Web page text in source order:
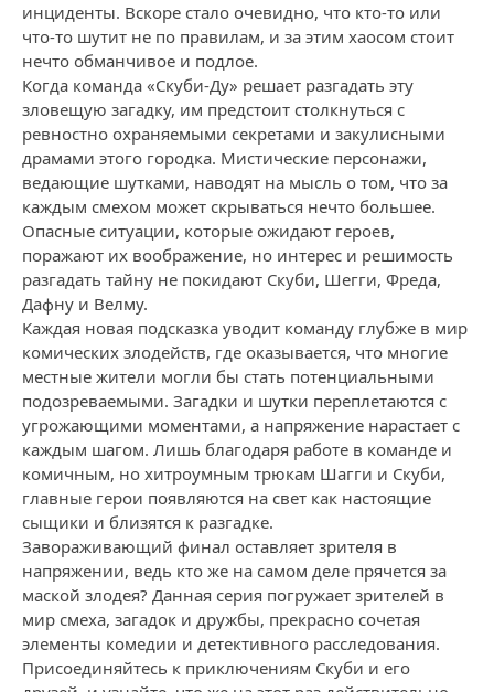
инциденты. Вскоре стало очевидно, что кто-то или
что-то шутит не по правилам, и за этим хаосом стоит
нечто обманчивое и подлое.
Когда команда «Скуби-Ду» решает разгадать эту
зловещую загадку, им предстоит столкнуться с
ревностно охраняемыми секретами и закулисными
драмами этого городка. Мистические персонажи,
ведающие шутками, наводят на мысль о том, что за
каждым смехом может скрываться нечто большее.
Опасные ситуации, которые ожидают героев,
поражают их воображение, но интерес и решимость
разгадать тайну не покидают Скуби, Шегги, Фреда,
Дафну и Велму.
Каждая новая подсказка уводит команду глубже в мир
комических злодейств, где оказывается, что многие
местные жители могли бы стать потенциальными
подозреваемыми. Загадки и шутки переплетаются с
угрожающими моментами, а напряжение нарастает с
каждым шагом. Лишь благодаря работе в команде и
комичным, но хитроумным трюкам Шагги и Скуби,
главные герои появляются на свет как настоящие
сыщики и близятся к разгадке.
Завораживающий финал оставляет зрителя в
напряжении, ведь кто же на самом деле прячется за
маской злодея? Данная серия погружает зрителей в
мир смеха, загадок и дружбы, прекрасно сочетая
элементы комедии и детективного расследования.
Присоединяйтесь к приключениям Скуби и его